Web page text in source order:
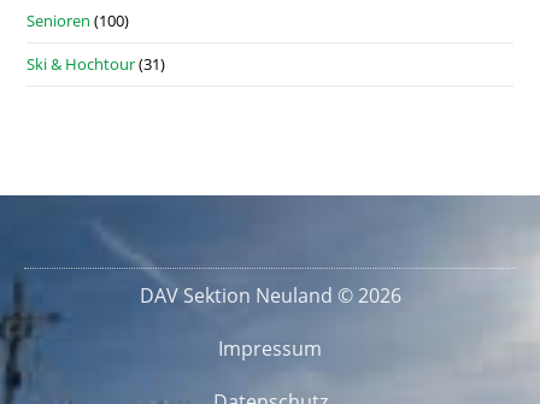
Senioren (100)
Ski & Hochtour(31)
DAV Sektion Neuland © 2026
Impressum